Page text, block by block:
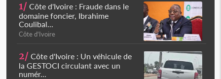
1/ Côte d'Ivoire : Fraude dans le
domaine foncier, Ibrahime
Coulibal...
Côte d'Ivoire
2/ Côte d'Ivoire : Un véhicule de
la GESTOCI circulant avec un
numér...